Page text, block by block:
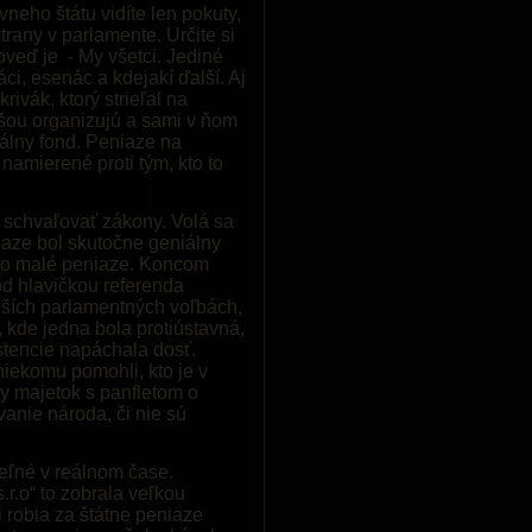
štátu vidíte len pokuty,
v parlamente. Určite si
je - My všetci. Jediné
esenác a kdejakí ďalší. Aj
ktorý strieľal na
organizujú a sami v ňom
fond. Peniaze na
proti tým, kto to
zákony. Volá sa
bol skutočne geniálny
malé peniaze. Koncom
hlavičkou referenda
parlamentných voľbách,
jedna bola protiústavná,
napáchala dosť.
pomohli, kto je v
majetok s panfletom o
národa, či nie sú
v reálnom čase.
to zobrala veľkou
za štátne peniaze